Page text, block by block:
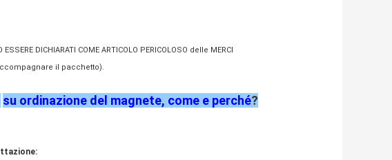
DICHIARATI COME ARTICOLO PERICOLOSO delle MERCI
il pacchetto).
su ordinazione del magnete, come e perché?